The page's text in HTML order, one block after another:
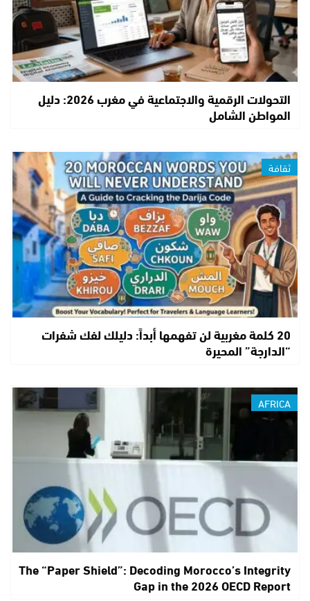
التحولات الرقمية والاجتماعية في مغرب 2026: دليل
المواطن الشامل
ثقافة
20 كلمة مغربية لن تفهمها أبداً: دليلك لفك شفرات
“الدارجة” المحيرة
AFRICA
The “Paper Shield”: Decoding Morocco’s Integrity
Gap in the 2026 OECD Report